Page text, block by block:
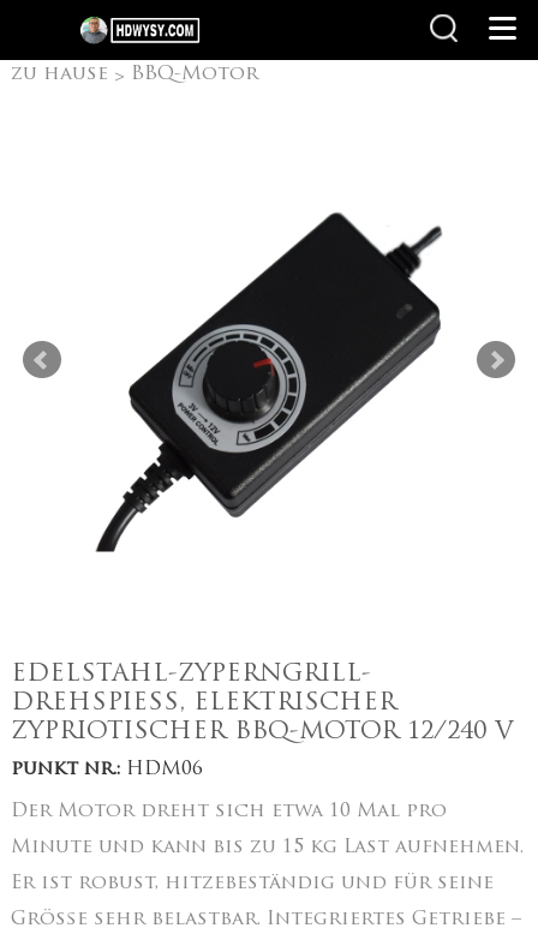
zu hause > BBQ-Motor
EDELSTAHL-ZYPERNGRILL-
DREHSPIESS, ELEKTRISCHER
ZYPRIOTISCHER BBQ-MOTOR 12/240 V
punkt nr.:HDM06
Der Motor dreht sich etwa 10 Mal pro
Minute und kann bis zu 15 kg Last aufnehmen.
Er ist robust, hitzebeständig und für seine
Größe sehr belastbar. Integriertes Getriebe –